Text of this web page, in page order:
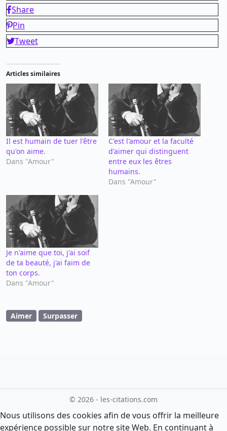
Share
Pin
Tweet
Articles similaires
Il est humain de tuer l'être
qu'on aime.
Dans "Amour"
C'est l'amour et la faculté
d'aimer qui distinguent
entre eux les êtres
humains.
Dans "Amour"
Je n'aime que toi, j'ai soif
de ta beauté, j'ai faim de
ton corps.
Dans "Amour"
Aimer Surpasser
© 2026 - les-citations.com
Nous utilisons des cookies afin de vous offrir la meilleure
expérience possible sur notre site Web. En continuant à